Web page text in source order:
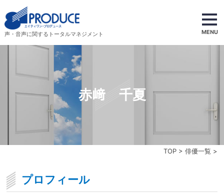
声・音声に関するトータルマネジメント MENU
TOP> 俳優一覧 >
赤﨑 千夏
プロフィール